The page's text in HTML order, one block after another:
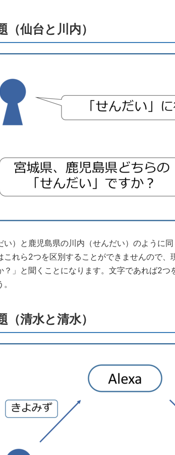
（仙台と川内）
い）と鹿児島県の川内（せんだい）のように
これら2つを区別することができませんので
？」と聞くことになります。文字であれば2
（清水と清水）